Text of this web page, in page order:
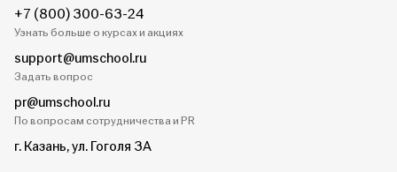
+7 (800) 300-63-24
Узнать больше о курсах и акциях
support@umschool.ru
Задать вопрос
pr@umschool.ru
По вопросам сотрудничества и PR
г. Казань, ул. Гоголя 3А